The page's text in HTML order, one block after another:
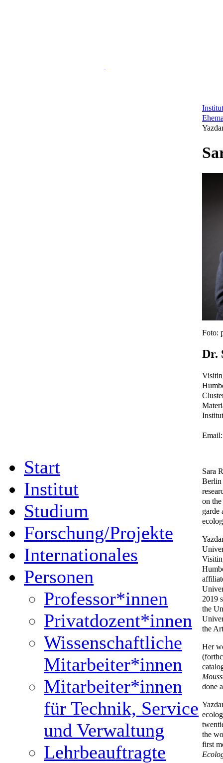
Start
Institut
Studium
Forschung/Projekte
Internationales
Personen
Professor*innen
Privatdozent*innen
Wissenschaftliche
Mitarbeiter*innen
Mitarbeiter*innen
für Technik, Service
und Verwaltung
Lehrbeauftragte
Foto:
Dr.
Sara
on
garde
2019
the
the
Her
done
the
first